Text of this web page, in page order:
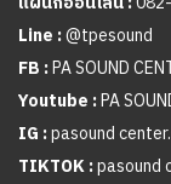
Line :@tpesound
FB :PA SOUND
Youtube :PA
IG :pasound
TIKTOK :pasound